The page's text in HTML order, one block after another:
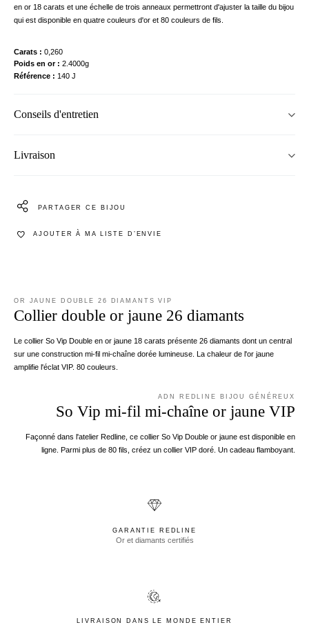
en or 18 carats et une échelle de trois anneaux permettront d'ajuster la taille du bijou
qui est disponible en quatre couleurs d'or et 80 couleurs de fils.
Carats
0,260
Poids en or
2.4000g
Référence
140 J
Conseils d'entretien
Livraison
PARTAGER CE BIJOU
AJOUTER À MA LISTE D’ENVIE
OR JAUNE DOUBLE 26 DIAMANTS VIP
Collier double or jaune 26 diamants
Le collier So Vip Double en or jaune 18 carats présente 26 diamants dont un central
sur une construction mi-fil mi-chaîne dorée lumineuse. La chaleur de l'or jaune
amplifie l'éclat VIP. 80 couleurs.
ADN REDLINE BIJOU GÉNÉREUX
So Vip mi-fil mi-chaîne or jaune VIP
Façonné dans l'atelier Redline, ce collier So Vip Double or jaune est disponible en
ligne. Parmi plus de 80 fils, créez un collier VIP doré. Un cadeau flamboyant.
GARANTIE REDLINE
Or et diamants certifiés
LIVRAISON DANS LE MONDE ENTIER